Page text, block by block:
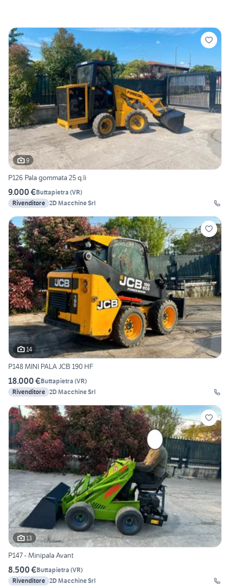
9
P126 Pala gommata 25 q.li
9.000 €Buttapietra (VR)
Rivenditore 2D Macchine Srl
14
P148 MINI PALA JCB 190 HF
18.000 €Buttapietra (VR)
Rivenditore 2D Macchine Srl
13
P147 - Minipala Avant
8.500 €Buttapietra (VR)
Rivenditore 2D Macchine Srl